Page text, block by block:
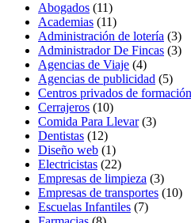
Abogados (11)
Academias (11)
Administración de lotería (3)
Administrador De Fincas (3)
Agencias de Viaje (4)
Agencias de publicidad (5)
Centros privados de
Cerrajeros (10)
Comida Para Llevar(3)
Dentistas (12)
Diseño web (1)
Electricistas (22)
Empresas de limpieza (3)
Empresas de transportes (10)
Escuelas Infantiles (7)